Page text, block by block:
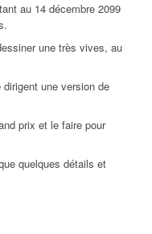
au 14 décembre 2099
une très vives, au
une version de
prix et le faire pour
quelques détails et